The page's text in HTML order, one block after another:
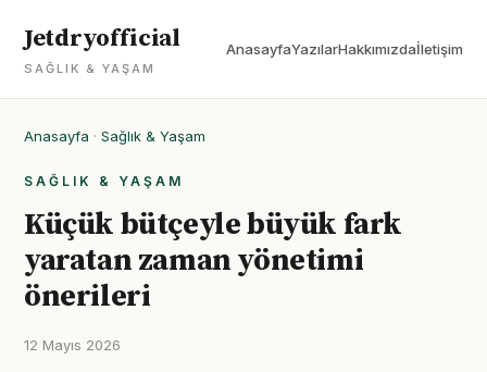
Jetdryofficial
SAĞLIK & YAŞAM
AnasayfaYazılarHakkımızdaİletişim
Anasayfa · Sağlık & Yaşam
SAĞLIK & YAŞAM
Küçük bütçeyle büyük fark
yaratan zaman yönetimi
önerileri
12 Mayıs 2026